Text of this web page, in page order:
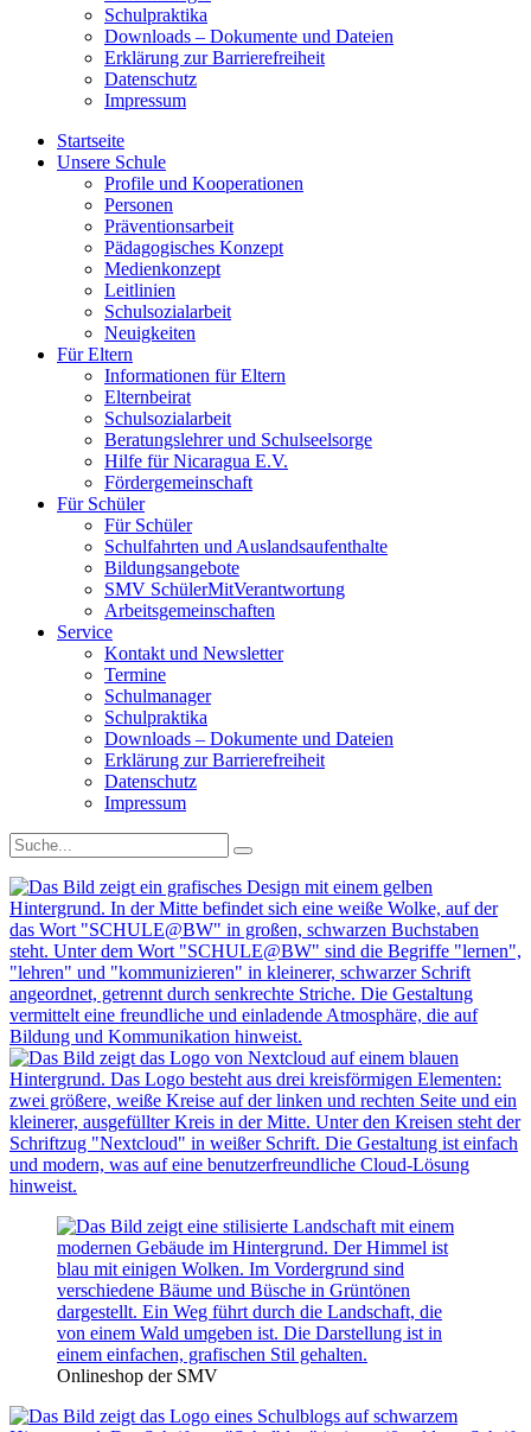
Schulpraktika
Downloads – Dokumente und Dateien
Erklärung zur Barrierefreiheit
Datenschutz
Impressum
Startseite
Unsere Schule
Profile und Kooperationen
Personen
Präventionsarbeit
Pädagogisches Konzept
Medienkonzept
Leitlinien
Schulsozialarbeit
Neuigkeiten
Für Eltern
Informationen für Eltern
Elternbeirat
Schulsozialarbeit
Beratungslehrer und Schulseelsorge
Hilfe für Nicaragua E.V.
Fördergemeinschaft
Für Schüler
Für Schüler
Schulfahrten und Auslandsaufenthalte
Bildungsangebote
SMV SchülerMitVerantwortung
Arbeitsgemeinschaften
Service
Kontakt und Newsletter
Termine
Schulmanager
Schulpraktika
Downloads – Dokumente und Dateien
Erklärung zur Barrierefreiheit
Datenschutz
Impressum
Onlineshop der SMV